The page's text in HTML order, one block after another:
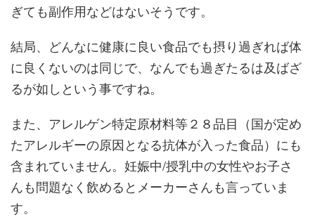
ぎても副作用などはないそうです。
結局、どんなに健康に良い食品でも摂り過ぎれば体
に良くないのは同じで、なんでも過ぎたるは及ばざ
るが如しという事ですね。
また、アレルゲン特定原材料等２８品目（国が定め
たアレルギーの原因となる抗体が入った食品）にも
含まれていません。妊娠中/授乳中の女性やお子さ
んも問題なく飲めるとメーカーさんも言っていま
す。